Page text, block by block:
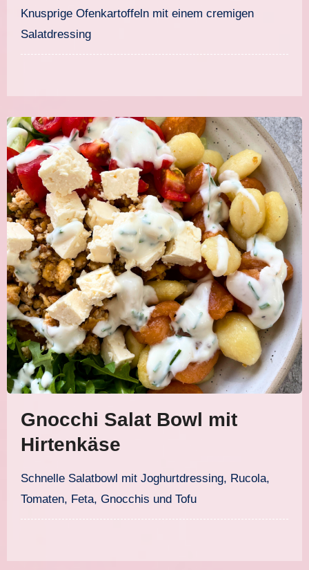
Knusprige Ofenkartoffeln mit einem cremigen
Salatdressing
Gnocchi Salat Bowl mit
Hirtenkäse
Schnelle Salatbowl mit Joghurtdressing, Rucola,
Tomaten, Feta, Gnocchis und Tofu